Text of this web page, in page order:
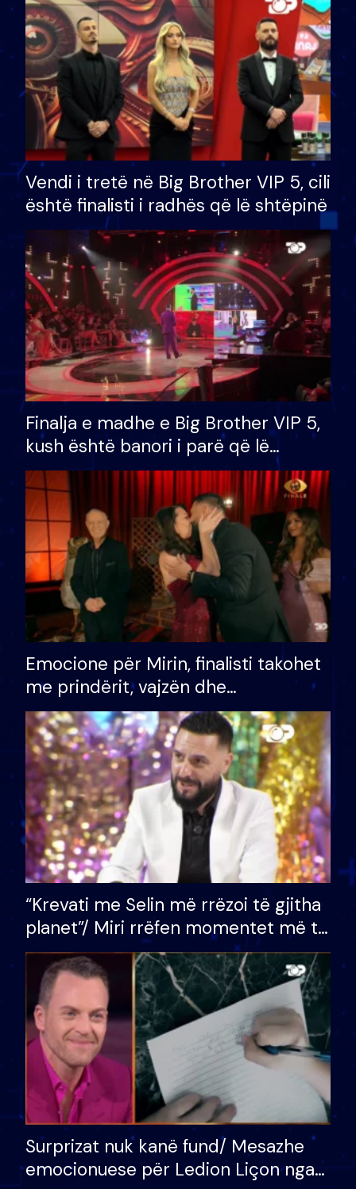
Vendi i tretë në Big Brother VIP 5, cili
është finalisti i radhës që lë shtëpinë
Finalja e madhe e Big Brother VIP 5,
kush është banori i parë që lë
shtëpinë dhe humb mundësinë për
të fituar çmimin e madh
Emocione për Mirin, finalisti takohet
me prindërit, vajzën dhe
bashkëshorten: S’kemi ndonjë letër
divorci apo jo?
“Krevati me Selin më rrëzoi të gjitha
planet”/ Miri rrëfen momentet më të
bukura në shtëpinë e BB VIP: Do më
mungojë zilja e mëngjesit kur…
Surprizat nuk kanë fund/ Mesazhe
emocionuese për Ledion Liçon nga